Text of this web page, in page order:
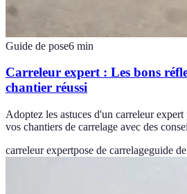
Guide de pose6 min
Carreleur expert : Les bons
chantier réussi
Adoptez les astuces d'un carreleur expert
vos chantiers de carrelage avec des
carreleur expertpose de carrelageguide